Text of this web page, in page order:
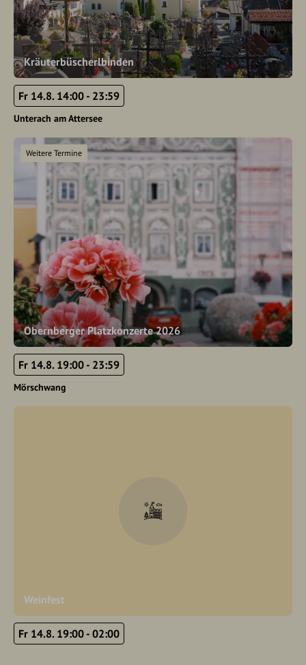
Kräuterbüscherlbinden
Fr 14.8. 14:00 - 23:59
Unterach am Attersee
Obernberger Platzkonzerte 2026
Weitere Termine
Fr 14.8. 19:00 - 23:59
Mörschwang
Weinfest
Fr 14.8. 19:00 - 02:00